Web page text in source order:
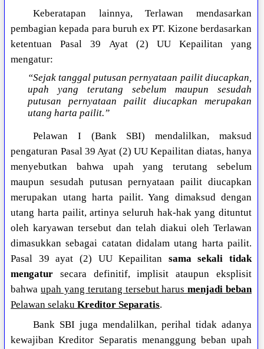
Keberatapan lainnya, Terlawan mendasarkan
pembagian kepada para buruh ex PT. Kizone berdasarkan
ketentuan Pasal 39 Ayat (2) UU Kepailitan yang
mengatur:
“Sejak tanggal putusan pernyataan pailit diucapkan,
upah yang terutang sebelum maupun sesudah
putusan pernyataan pailit diucapkan merupakan
utang harta pailit.”
Pelawan I (Bank SBI) mendalilkan, maksud
pengaturan Pasal 39 Ayat (2) UU Kepailitan diatas, hanya
menyebutkan bahwa upah yang terutang sebelum
maupun sesudah putusan pernyataan pailit diucapkan
merupakan utang harta pailit. Yang dimaksud dengan
utang harta pailit, artinya seluruh hak-hak yang dituntut
oleh karyawan tersebut dan telah diakui oleh Terlawan
dimasukkan sebagai catatan didalam utang harta pailit.
Pasal 39 ayat (2) UU Kepailitan sama sekali tidak
mengatur secara definitif, implisit ataupun eksplisit
bahwaupah yang terutang tersebut harusmenjadi beban
Pelawan selakuKreditor Separatis.
Bank SBI juga mendalilkan, perihal tidak adanya
kewajiban Kreditor Separatis menanggung beban upah